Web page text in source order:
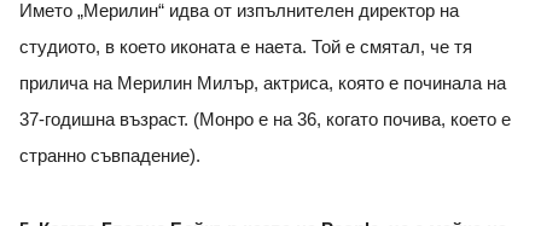
Името „Мерилин“ идва от изпълнителен директор на
студиото, в което иконата е наета. Той е смятал, че тя
прилича на Мерилин Милър, актриса, която е починала на
37-годишна възраст. (Монро е на 36, когато почива, което е
странно съвпадение).